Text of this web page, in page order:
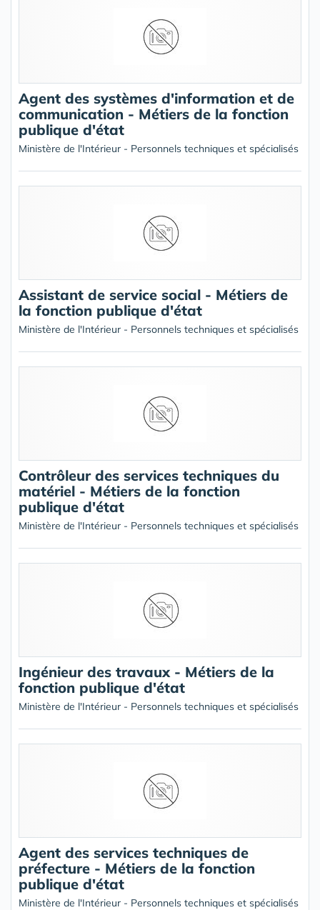
Agent des systèmes d'information et de
communication - Métiers de la fonction
publique d'état
Ministère de l'Intérieur - Personnels techniques et spécialisés
Assistant de service social - Métiers de
la fonction publique d'état
Ministère de l'Intérieur - Personnels techniques et spécialisés
Contrôleur des services techniques du
matériel - Métiers de la fonction
publique d'état
Ministère de l'Intérieur - Personnels techniques et spécialisés
Ingénieur des travaux - Métiers de la
fonction publique d'état
Ministère de l'Intérieur - Personnels techniques et spécialisés
Agent des services techniques de
préfecture - Métiers de la fonction
publique d'état
Ministère de l'Intérieur - Personnels techniques et spécialisés